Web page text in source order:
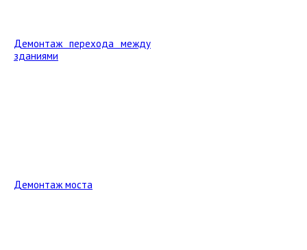
Демонтаж перехода между
зданиями
Демонтаж моста